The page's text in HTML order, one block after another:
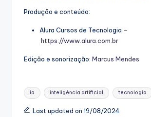
Produção e conteúdo:
Alura Cursos de Tecnologia –
https://www.alura.com.br
Edição e sonorização: Marcus Mendes
Tags:
ia inteligência artificial tecnologia
Last updated on 19/08/2024